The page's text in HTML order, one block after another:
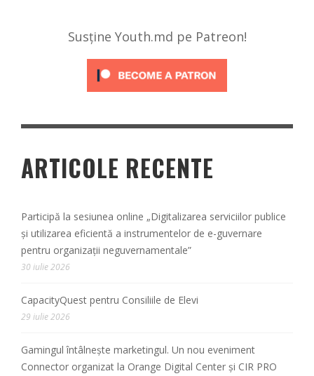
Susține Youth.md pe Patreon!
ARTICOLE RECENTE
Participă la sesiunea online „Digitalizarea serviciilor publice
și utilizarea eficientă a instrumentelor de e-guvernare
pentru organizații neguvernamentale”
30 iulie 2026
CapacityQuest pentru Consiliile de Elevi
29 iulie 2026
Gamingul întâlnește marketingul. Un nou eveniment
Connector organizat la Orange Digital Center și CIR PRO